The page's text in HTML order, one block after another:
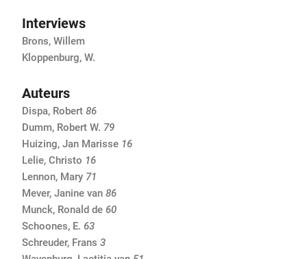
Interviews
Brons, Willem
Kloppenburg, W.
Auteurs
Dispa, Robert 86
Dumm, Robert W. 79
Huizing, Jan Marisse 16
Lelie, Christo 16
Lennon, Mary 71
Mever, Janine van 86
Munck, Ronald de 60
Schoones, E. 63
Schreuder, Frans 3